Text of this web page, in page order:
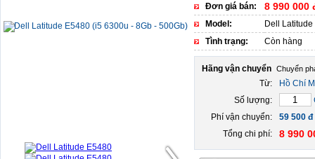
Đơn giá bán:
8 990 000
Model:
Dell
Tình trạng:
Còn hàng
Hãng vận chuyển
Từ:
Hồ Chí
Số lượng:
Phí vận chuyển:
59 500 đ
Tổng chi phí:
8 990